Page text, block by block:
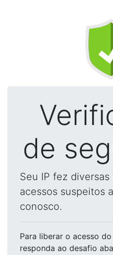
de
Seu IP fez
acessos suspeitos
conosco.
Para liberar o acesso do
responda ao desafio